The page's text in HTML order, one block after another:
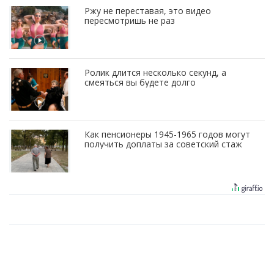
Ржу не переставая, это видео
пересмотришь не раз
Ролик длится несколько секунд, а
смеяться вы будете долго
Как пенсионеры 1945-1965 годов могут
получить доплаты за советский стаж